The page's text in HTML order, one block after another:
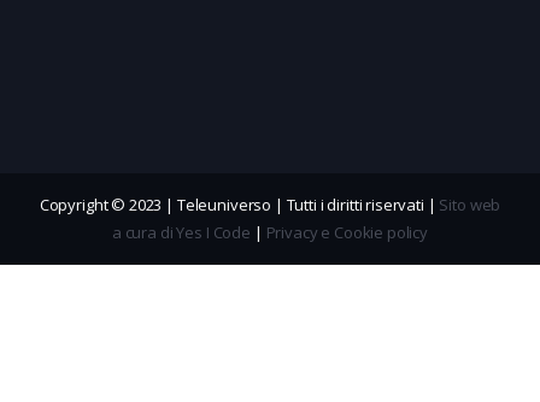
Copyright © 2023 | Teleuniverso | Tutti i diritti riservati | Sito web
a cura di Yes I Code | Privacy e Cookie policy